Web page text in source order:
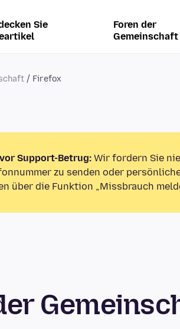
Sie
Foren der
Gemeinschaft
Firefox
Support-Betrug: Wir fordern Sie
zu senden oder
über die Funktion „Missbrauch